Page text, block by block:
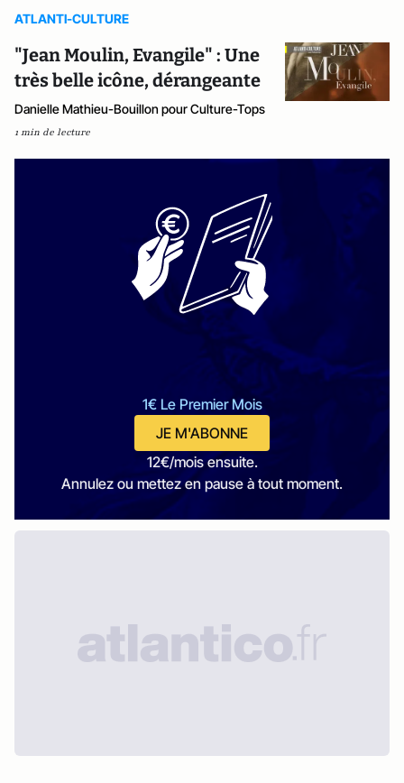
ATLANTI-CULTURE
"Jean Moulin, Evangile" : Une
très belle icône, dérangeante
Danielle Mathieu-Bouillon pour Culture-Tops
1 min de lecture
1€ Le Premier Mois
JE M'ABONNE
12€/mois ensuite.
Annulez ou mettez en pause à tout moment.